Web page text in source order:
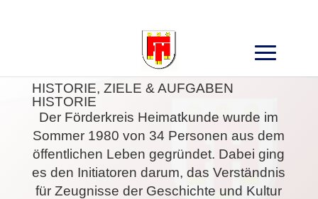
HISTORIE, ZIELE & AUFGABEN
HISTORIE
Der Förderkreis Heimatkunde wurde im
Sommer 1980 von 34 Personen aus dem
öffentlichen Leben gegründet. Dabei ging
es den Initiatoren darum, das Verständnis
für Zeugnisse der Geschichte und Kultur